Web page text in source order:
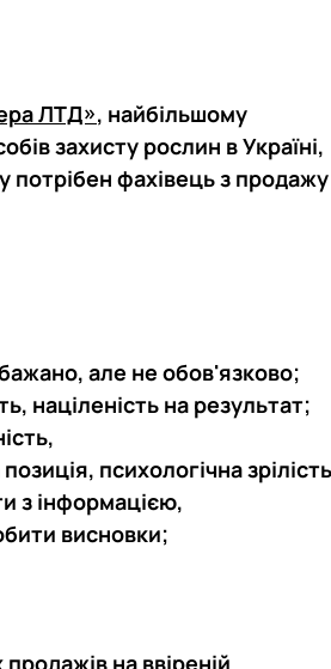
зберігання, переробки та
агробіологічного факультету
органи
роботодавців агробіологічного
аспірантів агробіологічного
агробіологічного факульт…
ЛТД», найбільшому
захисту рослин в Україні,
потрібен фахівець з продажу
але не обов'язково;
націленість на результат;
психологічна
з інформацією,
висновки;
на ввіреній